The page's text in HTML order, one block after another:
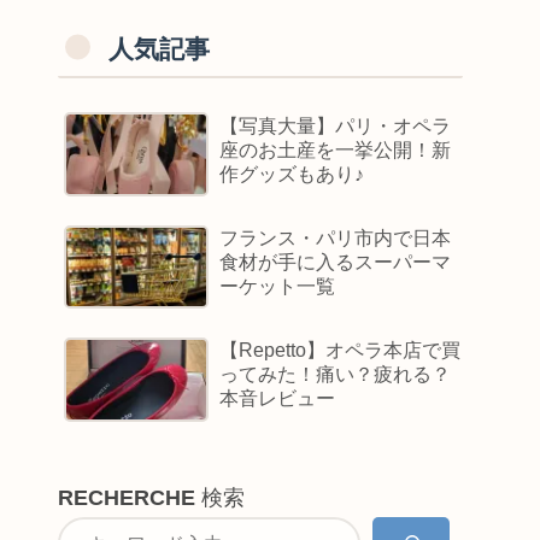
人気記事
【写真大量】パリ・オペラ
座のお土産を一挙公開！新
作グッズもあり♪
フランス・パリ市内で日本
食材が手に入るスーパーマ
ーケット一覧
【Repetto】オペラ本店で買
ってみた！痛い？疲れる？
本音レビュー
RECHERCHE 検索